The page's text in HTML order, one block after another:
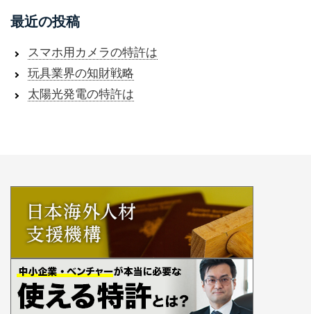
最近の投稿
スマホ用カメラの特許は
玩具業界の知財戦略
太陽光発電の特許は